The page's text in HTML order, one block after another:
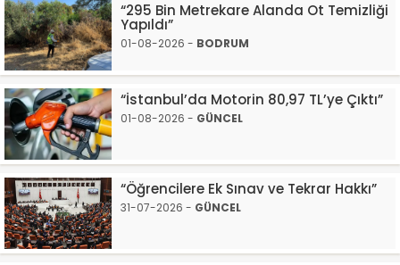
“295 Bin Metrekare Alanda Ot Temizliği
Yapıldı”
01-08-2026 - BODRUM
“İstanbul’da Motorin 80,97 TL’ye Çıktı”
01-08-2026 - GÜNCEL
“Öğrencilere Ek Sınav ve Tekrar Hakkı”
31-07-2026 - GÜNCEL